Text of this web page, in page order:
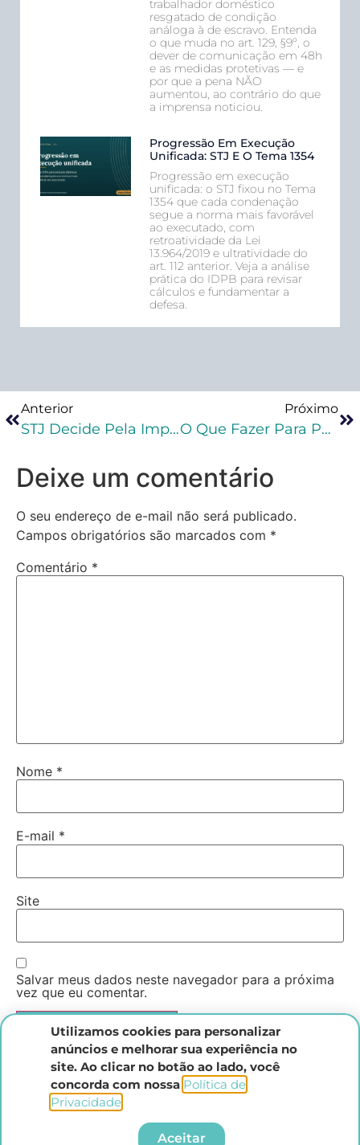
trabalhador doméstico
resgatado de condição
análoga à de escravo. Entenda
o que muda no art. 129, §9º, o
dever de comunicação em 48h
e as medidas protetivas — e
por que a pena NÃO
aumentou, ao contrário do que
a imprensa noticiou.
Progressão Em Execução
Unificada: STJ E O Tema 1354
Progressão em execução
unificada: o STJ fixou no Tema
1354 que cada condenação
segue a norma mais favorável
ao executado, com
retroatividade da Lei
13.964/2019 e ultratividade do
art. 112 anterior. Veja a análise
prática do IDPB para revisar
cálculos e fundamentar a
defesa.
Anterior
STJ Decide Pela Impossibilidade De Afastamento Da Natureza Equiparada A Hediondo Do Crime De Tráfico De Drogas
Próximo
O Que Fazer Para Passar No Exame Da Ordem?
Deixe um comentário
O seu endereço de e-mail não será publicado.
Campos obrigatórios são marcados com *
Comentário *
Nome *
E-mail *
Site
Salvar meus dados neste navegador para a próxima
vez que eu comentar.
Instituto Direito Penal Brasileiro
Todos os direitos reservados
Utilizamos cookies para personalizar
anúncios e melhorar sua experiência no
site. Ao clicar no botão ao lado, você
concorda com nossa Política de
Privacidade.​
Aceitar